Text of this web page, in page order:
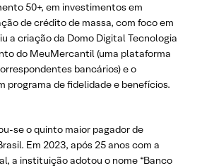
50+, em investimentos em
de crédito de massa, com foco em
a criação da Domo Digital Tecnologia
do MeuMercantil (uma plataforma
bancários) e o
programa de fidelidade e benefícios.
se o quinto maior pagador de
Em 2023, após 25 anos com a
a instituição adotou o nome “Banco